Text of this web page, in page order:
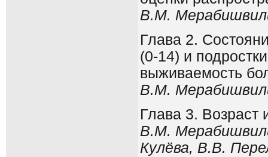
В.М.
Глава 2.
(0-14) и
выживаемость
В.М.
Глава 3. Возраст
В.М.
Кулёва, В.В.